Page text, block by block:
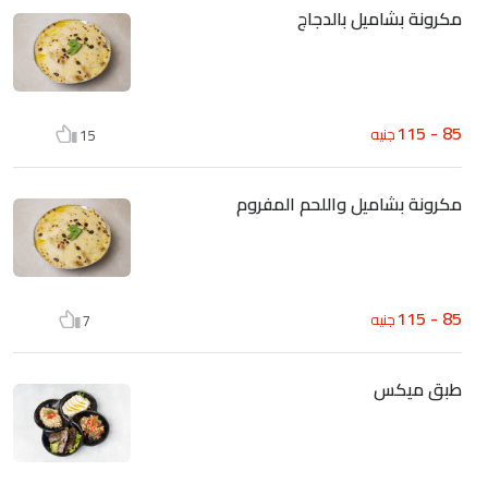
مكرونة بشاميل بالدجاج
85 - 115 جنيه 15
مكرونة بشاميل واللحم المفروم
85 - 115 جنيه 7
طبق ميكس